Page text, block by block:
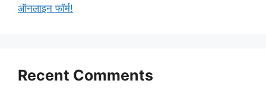
ऑनलाइन फॉर्म!
Recent Comments